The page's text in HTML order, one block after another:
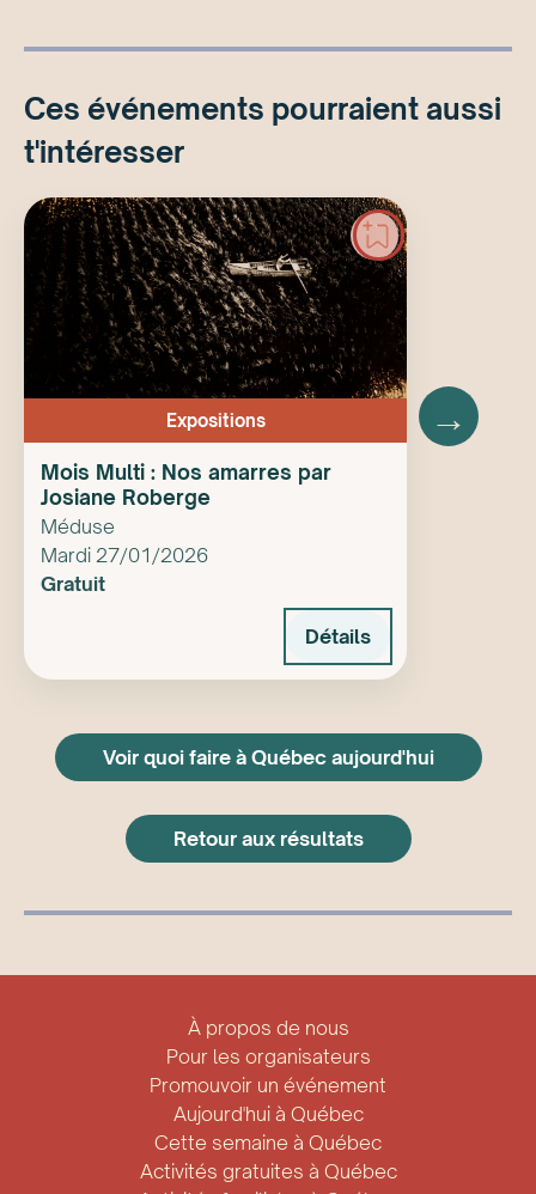
Ces événements pourraient aussi
t'intéresser
Expositions
Mois Multi : Nos amarres par
Josiane Roberge
Méduse
Mardi 27/01/2026
Gratuit
Détails
→
Voir quoi faire à Québec aujourd'hui
Retour aux résultats
À propos de nous
Pour les organisateurs
Promouvoir un événement
Aujourd'hui à Québec
Cette semaine à Québec
Activités gratuites à Québec